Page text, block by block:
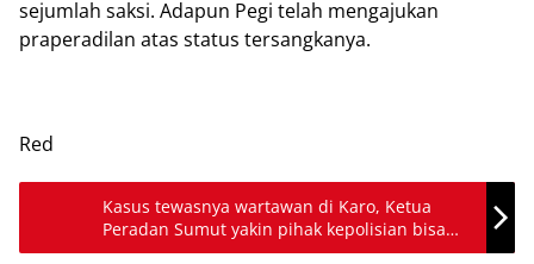
sejumlah saksi. Adapun Pegi telah mengajukan
praperadilan atas status tersangkanya.
Red
Kasus tewasnya wartawan di Karo, Ketua
Peradan Sumut yakin pihak kepolisian bisa
usut tuntas